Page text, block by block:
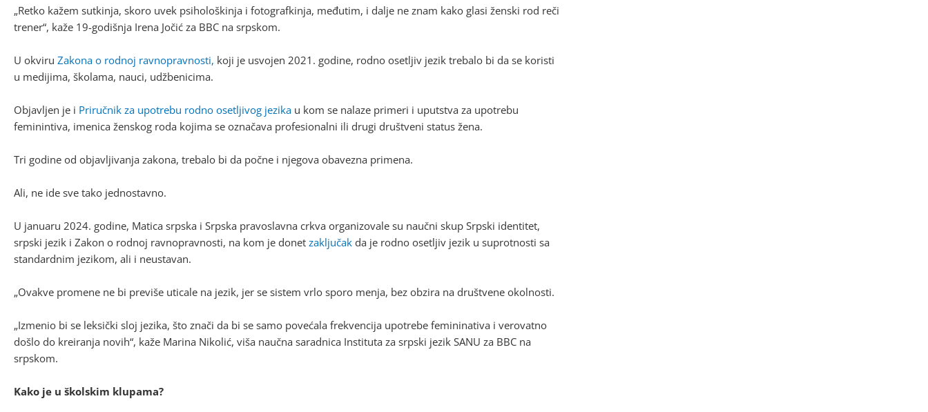
„Retko kažem sutkinja, skoro uvek psihološkinja i fotografkinja, međutim, i dalje ne znam kako glasi ženski rod reči
trener“, kaže 19-godišnja Irena Jočić za BBC na srpskom.
U okviru Zakona o rodnoj ravnopravnosti, koji je usvojen 2021. godine, rodno osetljiv jezik trebalo bi da se koristi
u medijima, školama, nauci, udžbenicima.
Objavljen je i Priručnik za upotrebu rodno osetljivog jezika u kom se nalaze primeri i uputstva za upotrebu
feminintiva, imenica ženskog roda kojima se označava profesionalni ili drugi društveni status žena.
Tri godine od objavljivanja zakona, trebalo bi da počne i njegova obavezna primena.
Ali, ne ide sve tako jednostavno.
U januaru 2024. godine, Matica srpska i Srpska pravoslavna crkva organizovale su naučni skup Srpski identitet,
srpski jezik i Zakon o rodnoj ravnopravnosti, na kom je donet zaključak da je rodno osetljiv jezik u suprotnosti sa
standardnim jezikom, ali i neustavan.
„Ovakve promene ne bi previše uticale na jezik, jer se sistem vrlo sporo menja, bez obzira na društvene okolnosti.
„Izmenio bi se leksički sloj jezika, što znači da bi se samo povećala frekvencija upotrebe femininativa i verovatno
došlo do kreiranja novih“, kaže Marina Nikolić, viša naučna saradnica Instituta za srpski jezik SANU za BBC na
srpskom.
Kako je u školskim klupama?